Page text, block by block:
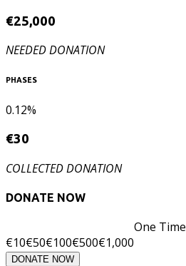
€25,000
NEEDED DONATION
PHASES
0.12%
€30
COLLECTED DONATION
DONATE NOW
One Time
€10€50€100€500€1,000
DONATE NOW